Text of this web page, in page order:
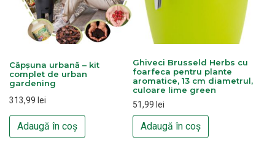
Căpșuna urbană – kit
complet de urban
gardening
313,99 lei
Adaugă în coș
Ghiveci Brusseld Herbs cu
foarfeca pentru plante
aromatice, 13 cm diametrul,
culoare lime green
51,99 lei
Adaugă în coș